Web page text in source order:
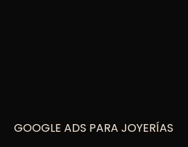
GOOGLE ADS PARA JOYERÍAS